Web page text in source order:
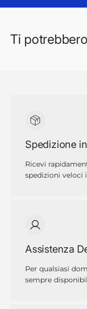
Ti
Spedizione
Ricevi
spedizioni veloci
Assistenza
Per qualsiasi
sempre